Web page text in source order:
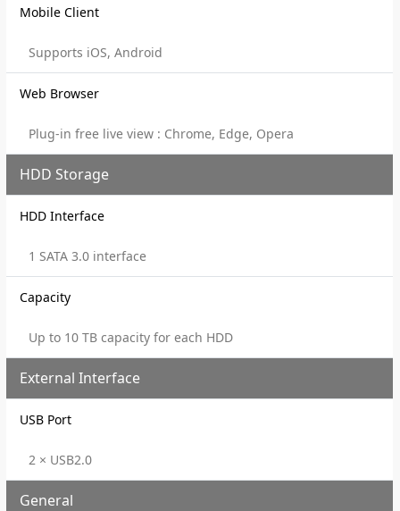
Mobile Client
Supports iOS, Android
Web Browser
Plug-in free live view : Chrome, Edge, Opera
HDD Storage
HDD Interface
1 SATA 3.0 interface
Capacity
Up to 10 TB capacity for each HDD
External Interface
USB Port
2 × USB2.0
General